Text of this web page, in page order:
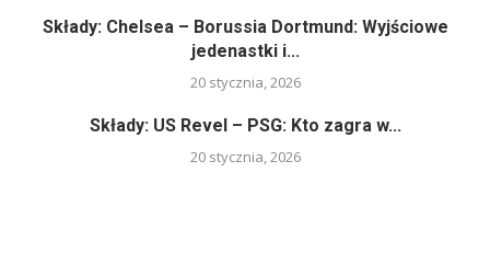
Składy: Chelsea – Borussia Dortmund: Wyjściowe
jedenastki i...
20 stycznia, 2026
Składy: US Revel – PSG: Kto zagra w...
20 stycznia, 2026